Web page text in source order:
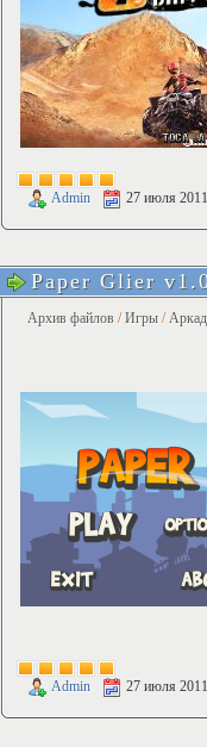
Admin 27 июля 2011
Paper Glier
Архив файлов /Игры /
Admin 27 июля 2011